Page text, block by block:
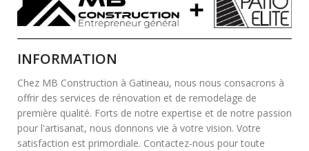
INFORMATION
Chez MB Construction à Gatineau, nous nous consacrons à
offrir des services de rénovation et de remodelage de
première qualité. Forts de notre expertise et de notre passion
pour l'artisanat, nous donnons vie à votre vision. Votre
satisfaction est primordiale. Contactez-nous pour toute